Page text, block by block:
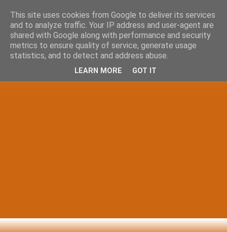
This site uses cookies from Google to deliver its services
and to analyze traffic. Your IP address and user-agent are
shared with Google along with performance and security
metrics to ensure quality of service, generate usage
statistics, and to detect and address abuse.
LEARN MORE GOT IT